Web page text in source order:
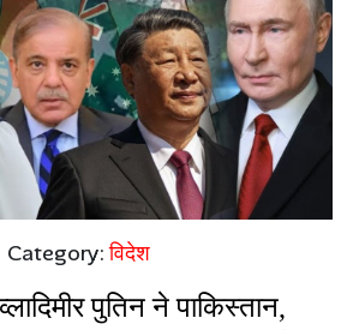
Category:विदेश
पुतिन ने पाकिस्तान,